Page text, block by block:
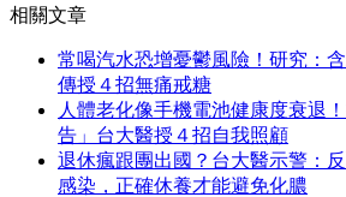
相關文章
常喝汽水恐增憂鬱風險！研究：
傳授４招無痛戒糖
人體老化像手機電池健康度衰退
告」台大醫授４招自我照顧
退休瘋跟團出國？台大醫示警：
感染，正確休養才能避免化膿